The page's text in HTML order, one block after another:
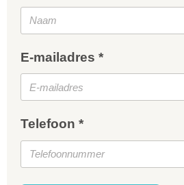
E-mailadres *
Telefoon *